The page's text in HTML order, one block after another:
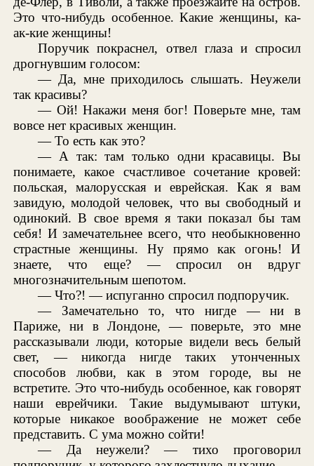
Это что-нибудь особенное. Какие женщины, ка-
ак-кие женщины!
Поручик покраснел, отвел глаза и спросил
дрогнувшим голосом:
— Да, мне приходилось слышать. Неужели
так красивы?
— Ой! Накажи меня бог! Поверьте мне, там
вовсе нет красивых женщин.
— То есть как это?
— А так: там только одни красавицы. Вы
понимаете, какое счастливое сочетание кровей:
польская, малорусская и еврейская. Как я вам
завидую, молодой человек, что вы свободный и
одинокий. В свое время я таки показал бы там
себя! И замечательнее всего, что необыкновенно
страстные женщины. Ну прямо как огонь! И
знаете, что еще? — спросил он вдруг
многозначительным шепотом.
— Что?! — испуганно спросил подпоручик.
— Замечательно то, что нигде — ни в
Париже, ни в Лондоне, — поверьте, это мне
рассказывали люди, которые видели весь белый
свет, — никогда нигде таких утонченных
способов любви, как в этом городе, вы не
встретите. Это что-нибудь особенное, как говорят
наши еврейчики. Такие выдумывают штуки,
которые никакое воображение не может себе
представить. С ума можно сойти!
— Да неужели? — тихо проговорил